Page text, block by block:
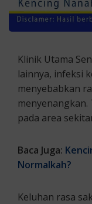
Klinik Utama
lainnya, infeksi
menyebabkan
pada area
Baca Juga:
Normalkah?
Keluhan rasa